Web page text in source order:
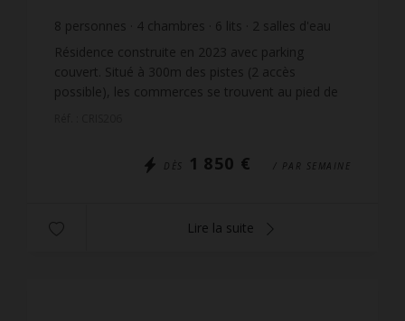
8 personnes 4 chambres 6 lits 2 salles d'eau
Résidence construite en 2023 avec parking
couvert. Situé à 300m des pistes (2 accès
possible), les commerces se trouvent au pied de
DÈS 1 850 € / PAR SEMAINE
Lire la suite